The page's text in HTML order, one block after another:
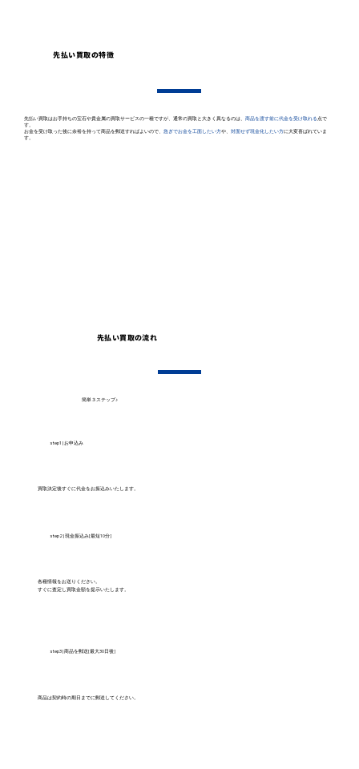
先払い買取の特徴
先払い買取はお手持ちの宝石や貴金属の買取サービスの一種ですが、通常の買取と大きく異なるのは、商品を渡す前に代金を受け取れる点で
す。
お金を受け取った後に余裕を持って商品を郵送すればよいので、急ぎでお金を工面したい方や、対面せず現金化したい方に大変喜ばれていま
す。
先払い買取の流れ
簡単３ステップ♪
step1 | お申込み
各種情報をお送りください。
すぐに査定し買取金額を提示いたします。
step2 | 現金振込み[最短10分]
買取決定後すぐに代金をお振込みいたします。
step3 | 商品を郵送[最大30日後]
商品は契約時の期日までに郵送してください。